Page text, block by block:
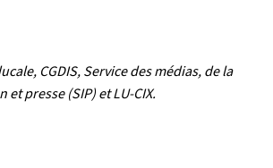
CGDIS, Service des médias, de la
presse (SIP) et LU-CIX.